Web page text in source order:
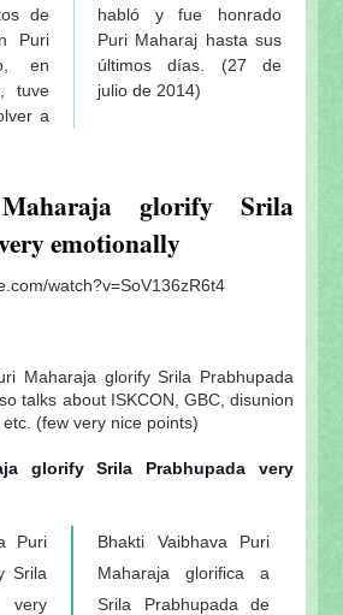
de
Puri
en
tuve
a
sus
de
julio de 2014)
glorify Srila
emotionally
watch?v=SoV136zR6t4
Maharaja glorify Srila Prabhupada
talks about ISKCON, GBC, disunion
(few very nice points)
glorify Srila Prabhupada very
Puri
Srila
very
Bhakti Vaibhava Puri
Maharaja glorifica a
Srila Prabhupada de